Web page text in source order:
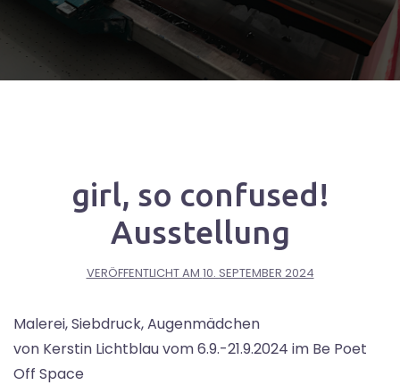
girl, so confused!
Ausstellung
VERÖFFENTLICHT AM 10. SEPTEMBER 2024
Malerei, Siebdruck, Augenmädchen
von Kerstin Lichtblau vom 6.9.-21.9.2024 im Be Poet
Off Space